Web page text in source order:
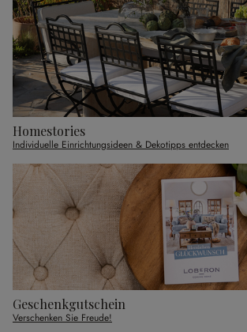
Homestories
Individuelle Einrichtungsideen & Dekotipps entdecken
Geschenkgutschein
Verschenken Sie Freude!